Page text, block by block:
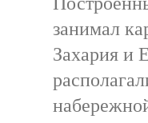
занимал
Захария и